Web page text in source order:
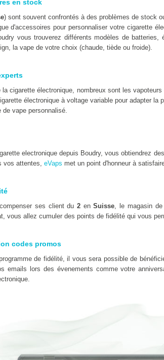
en stock
) sont souvent confrontés à des problèmes de stock
d'accessoires pour personnaliser votre cigarette
vous trouverez différents modèles de
la vape de votre choix (chaude, tiède ou froide).
la cigarette électronique, nombreux sont les
électronique à voltage variable pour adapter la
vape personnalisé.
electronique depuis Boudry, vous obtiendrez
vos attentes, eVaps met un point d'honneur à
ses client du 2enSuisse, le magasin de
vous allez cumuler des points de fidélité qui vous
codes promos
de fidélité, il vous sera possible de
emails lors des évenements comme votre